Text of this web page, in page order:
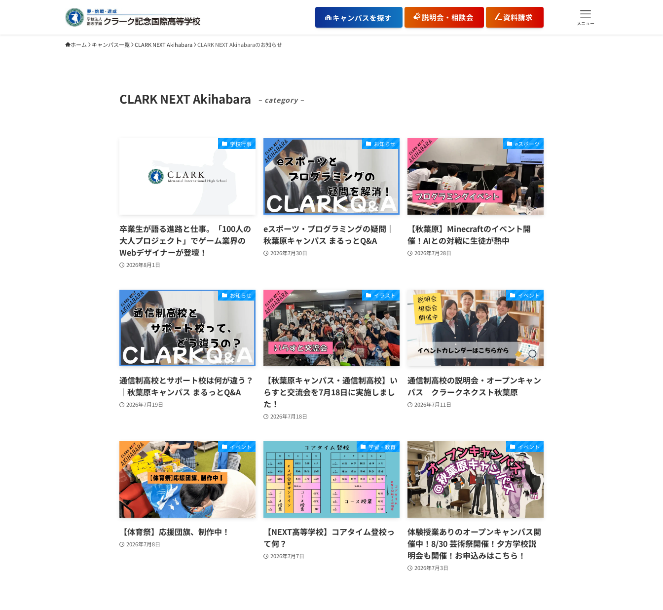
キャンパスを探す 説明会・相談会 資料請求
メニュー
ホーム キャンパス一覧 CLARK NEXT Akihabara CLARK NEXT Akihabaraのお知らせ
CLARK NEXT Akihabara – category –
学校行事
卒業生が語る進路と仕事。「100人の
大人プロジェクト」でゲーム業界の
Webデザイナーが登壇！
2026年8月1日
お知らせ
eスポーツ・プログラミングの疑問｜
秋葉原キャンパス まるっとQ&A
2026年7月30日
eスポーツ
【秋葉原】Minecraftのイベント開
催！AIとの対戦に生徒が熱中
2026年7月28日
お知らせ
通信制高校とサポート校は何が違う？
｜秋葉原キャンパス まるっとQ&A
2026年7月19日
イラスト
【秋葉原キャンパス・通信制高校】い
らすと交流会を7月18日に実施しまし
た！
2026年7月18日
イベント
通信制高校の説明会・オープンキャン
パス クラークネクスト秋葉原
2026年7月11日
イベント
【体育祭】応援団旗、制作中！
2026年7月8日
学習・教育
【NEXT高等学校】コアタイム登校っ
て何？
2026年7月7日
イベント
体験授業ありのオープンキャンパス開
催中！8/30 芸術祭開催！夕方学校説
明会も開催！お申込みはこちら！
2026年7月3日